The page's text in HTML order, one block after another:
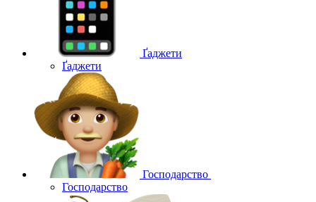
Ґаджети
Ґаджети
Господарство
Господарство